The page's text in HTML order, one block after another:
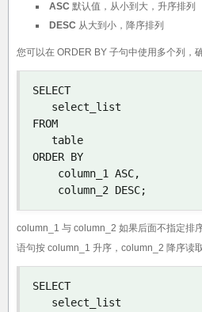
ASC 默认值，从小到大，升序排列
DESC 从大到小，降序排列
您可以在 ORDER BY 子句中使用多个列，
SELECT
FROM
ORDER BY
    column_1 ASC
,
    column_2 DESC
;
column_1 与 column_2 如果后面不指定排
语句按 column_1 升序，column_2 降序读
SELECT